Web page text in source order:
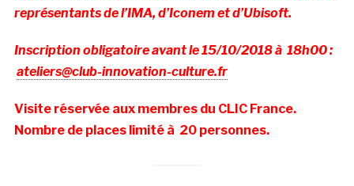
représentants de l’IMA, d’Iconem et d’Ubisoft.
Inscription obligatoire avant le 15/10/2018 à 18h00 :
ateliers@club-innovation-culture.fr
Visite réservée aux membres du CLIC France.
Nombre de places limité à 20 personnes.